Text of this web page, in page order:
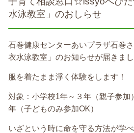
水泳教室」のおしらせ
石巻健康センターあいプラザ石巻
衣水泳教室」のお知らせが届きまし
服を着たまま浮く体験をします！
対象：小学校1年～３年（親子参
年（子どものみ参加OK）
いざという時に命を守る方法が学べ